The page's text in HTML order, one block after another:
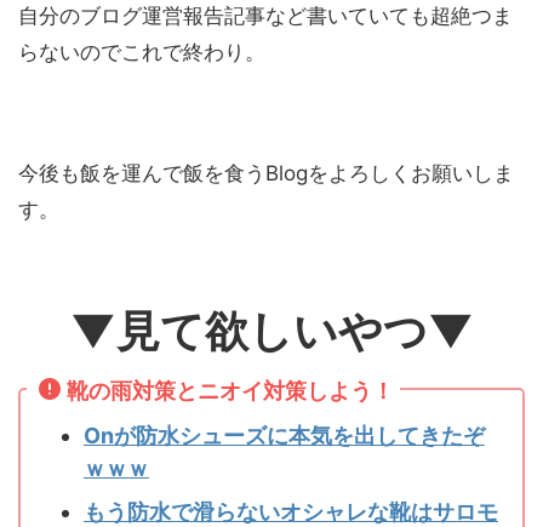
自分のブログ運営報告記事など書いていても超絶つま
らないのでこれで終わり。
今後も飯を運んで飯を食うBlogをよろしくお願いしま
す。
▼見て欲しいやつ▼
靴の雨対策とニオイ対策しよう！
Onが防水シューズに本気を出してきたぞ
ｗｗｗ
もう防水で滑らないオシャレな靴はサロモ